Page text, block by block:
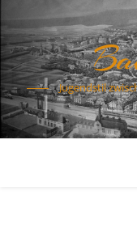
Jugendstil